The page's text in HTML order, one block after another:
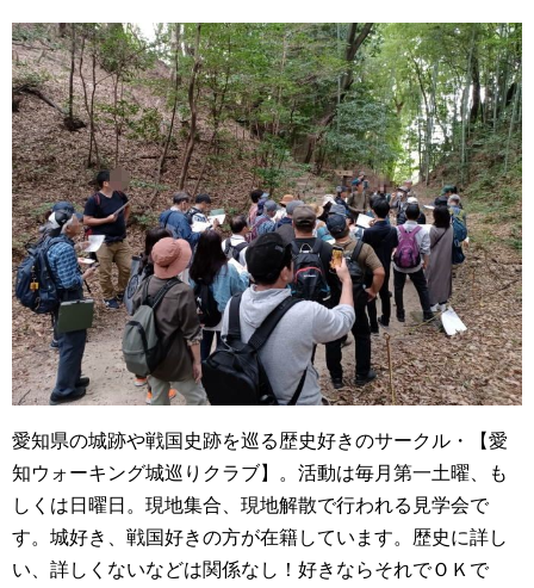
愛知県の城跡や戦国史跡を巡る歴史好きのサークル・【愛
知ウォーキング城巡りクラブ】。活動は毎月第一土曜、も
しくは日曜日。現地集合、現地解散で行われる見学会で
す。城好き、戦国好きの方が在籍しています。歴史に詳し
い、詳しくないなどは関係なし！好きならそれでＯＫで